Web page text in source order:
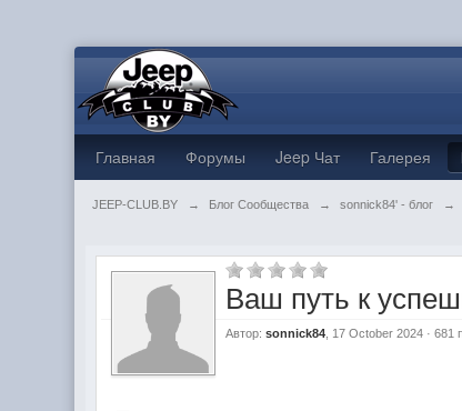
Главная Форумы Jeep Чат Галерея
JEEP-CLUB.BY → Блог Сообщества → sonnick84' - блог →
Ваш путь к
Автор:sonnick84 , 17 October 2024 · 681